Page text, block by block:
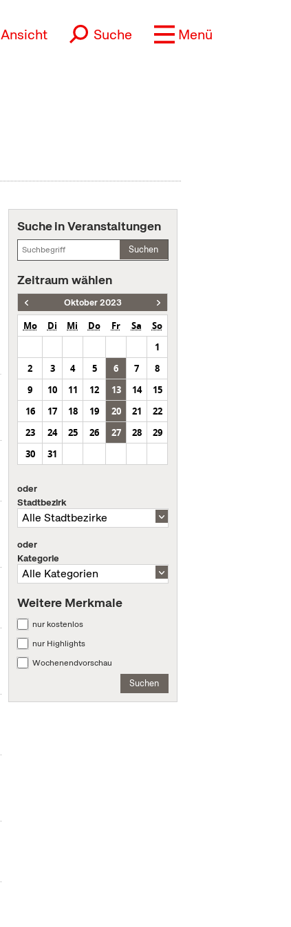
Ansicht Suche Menü
Suche in Veranstaltungen
Suchen
Zeitraum wählen
Oktober 2023
Mo Di Mi Do Fr Sa
So
1
2
3 4 5 6 7
8
9
10 11 12 13 14
15
16
17 18 19 20 21
22
23
24 25 26 27 28
29
30
31
oder
Stadtbezirk
oder
Kategorie
Weitere Merkmale
nur kostenlos
nur Highlights
Wochenendvorschau
Suchen